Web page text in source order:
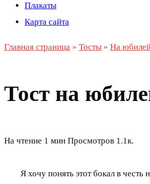
Плакаты
Карта сайта
Главная страница » Тосты » На
Тост на
На чтение 1 мин Просмотров 1.1к.
Я хочу понять этот бокал в